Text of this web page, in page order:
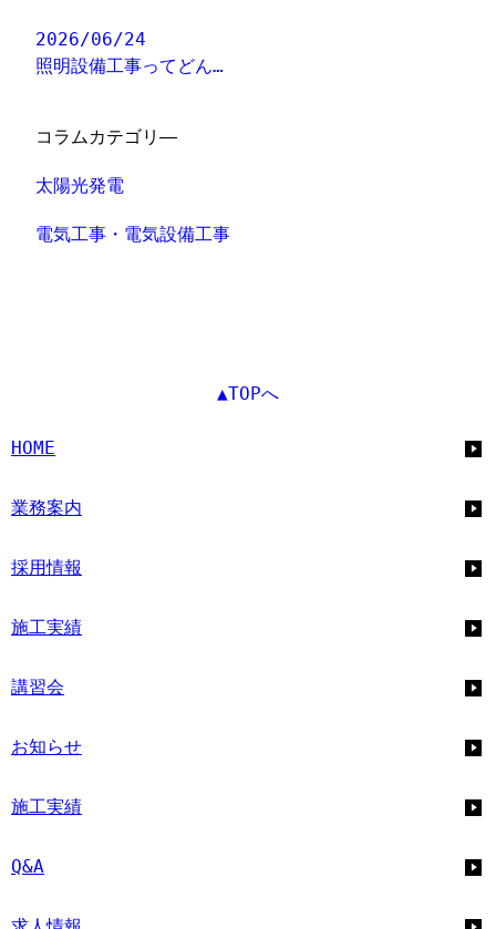
2026/06/24
照明設備工事ってどん…
コラムカテゴリ―
太陽光発電
電気工事・電気設備工事
▲TOPへ
HOME
業務案内
採用情報
施工実績
講習会
お知らせ
施工実績
Q&A